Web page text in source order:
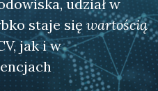
udział w
staje sięwartością
jak i w